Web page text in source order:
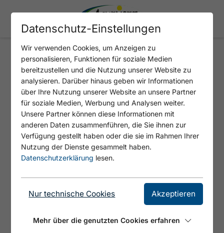
Exoskelett Hypershell
Erleben Sie Wandern neu mit dem
Hypershell Exoskelett. Diese innovative
Unterstützungstechnologie reduziert die
körperliche Belastung und ermöglicht
längere, angenehmere Touren in der
Achensee Region. Ob steile Anstiege oder
Energie zu sparen und die Natur intensiver
zu genießen. Reichweite pro akku bis zu 15
mit einem gewicht von 400 gramm zum
Datenschutz-Einstellungen
Wir verwenden Cookies, um Anzeigen zu
personalisieren, Funktionen für soziale Medien
bereitzustellen und die Nutzung unserer Website zu
analysieren. Darüber hinaus geben wir Informationen
über Ihre Nutzung unserer Website an unsere Partner
für soziale Medien, Werbung und Analysen weiter.
Unsere Partner können diese Informationen mit
anderen Daten zusammenführen, die Sie ihnen zur
Verfügung gestellt haben oder die sie im Rahmen Ihrer
Nutzung der Dienste gesammelt haben.
Datenschutzerklärung lesen.
Nur technische Cookies Akzeptieren
Mehr über die genutzten Cookies erfahren